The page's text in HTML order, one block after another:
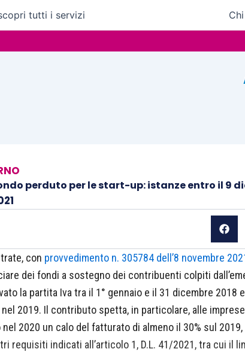
tutti i servizi
perduto per le start-up: istanze entro il 9
con provvedimento n. 305784 dell’8 novembre
dei fondi a sostegno dei contribuenti colpiti
la partita Iva tra il 1° gennaio e il 31 dicembre 2018
2019. Il contributo spetta, in particolare, alle
2020 un calo del fatturato di almeno il 30% sul
requisiti indicati all’articolo 1, D.L. 41/2021, tra cui il